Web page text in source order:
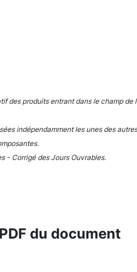
des produits entrant dans le champ
indépendamment les unes des
- Corrigé des Jours Ouvrables.
du document